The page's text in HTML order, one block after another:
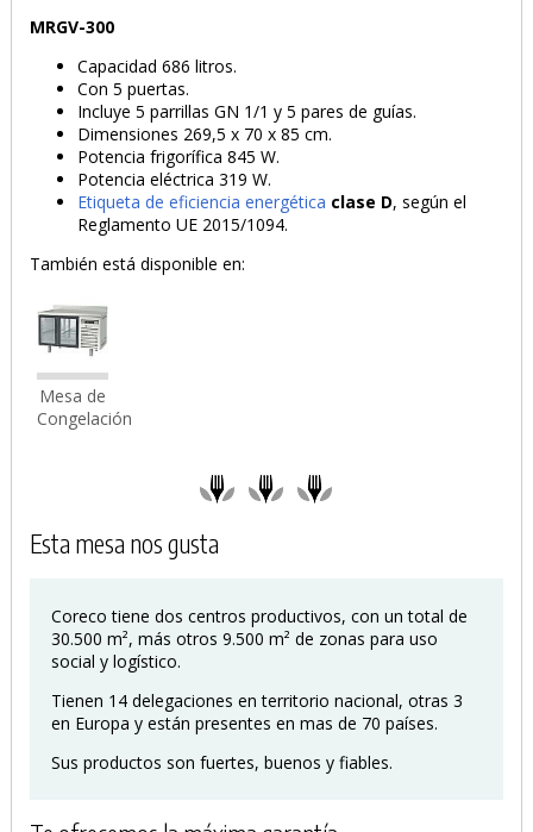
MRGV-300
Capacidad 686 litros.
Con 5 puertas.
Incluye 5 parrillas GN 1/1 y 5 pares de guías.
Dimensiones 269,5 x 70 x 85 cm.
Potencia frigorífica 845 W.
Potencia eléctrica 319 W.
Etiqueta de eficiencia energética clase D, según el
Reglamento UE 2015/1094.
También está disponible en:
Mesa de
Congelación
Esta mesa nos gusta
Coreco tiene dos centros productivos, con un total de
30.500 m², más otros 9.500 m² de zonas para uso
social y logístico.
Tienen 14 delegaciones en territorio nacional, otras 3
en Europa y están presentes en mas de 70 países.
Sus productos son fuertes, buenos y fiables.